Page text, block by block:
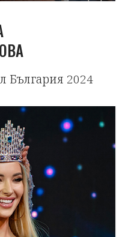
България 2024